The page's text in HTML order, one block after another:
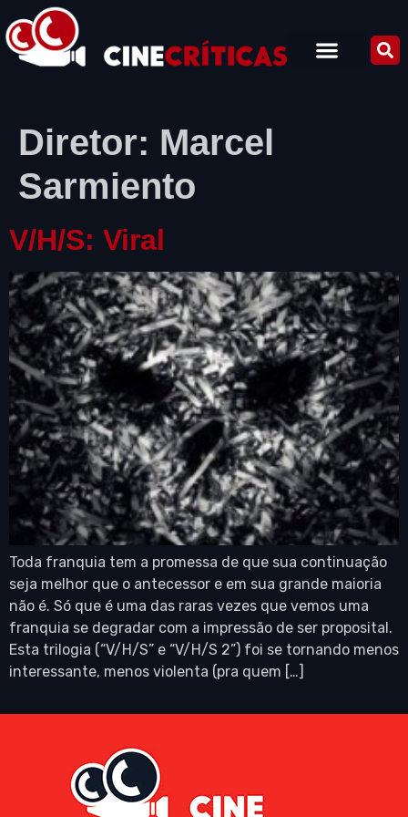
Diretor: Marcel
Sarmiento
V/H/S: Viral
Toda franquia tem a promessa de que sua continuação
seja melhor que o antecessor e em sua grande maioria
não é. Só que é uma das raras vezes que vemos uma
franquia se degradar com a impressão de ser proposital.
Esta trilogia (“V/H/S” e “V/H/S 2”) foi se tornando menos
interessante, menos violenta (pra quem […]